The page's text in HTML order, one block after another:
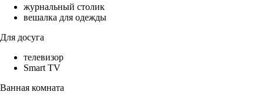
журнальный столик
вешалка для одежды
Для досуга
телевизор
Smart TV
Ванная комната